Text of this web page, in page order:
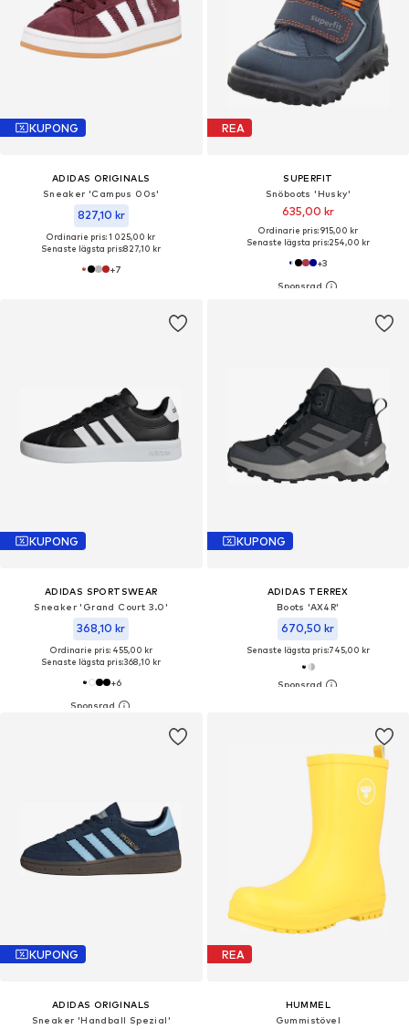
KUPONG
ADIDAS ORIGINALS
Sneaker 'Campus 00s'
827,10 kr
Ordinarie pris: 1 025,00 kr
Senaste lägsta pris:827,10 kr
+7
REA
SUPERFIT
Snöboots 'Husky'
635,00 kr
Ordinarie pris: 915,00 kr
Senaste lägsta pris:254,00 kr
+3
KUPONG
ADIDAS SPORTSWEAR
Sneaker 'Grand Court 3.0'
368,10 kr
Ordinarie pris: 455,00 kr
Senaste lägsta pris:368,10 kr
+6
KUPONG
ADIDAS TERREX
Boots 'AX4R'
670,50 kr
Senaste lägsta pris:745,00 kr
KUPONG
ADIDAS ORIGINALS
Sneaker 'Handball Spezial'
REA
HUMMEL
Gummistövel